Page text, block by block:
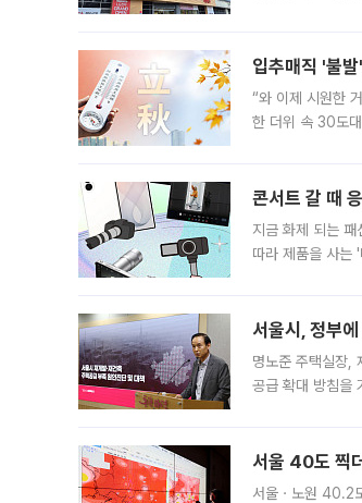
입추매직 '불
“와 이제 시원한
한 더위 속 30도
콘서트 갈 때
지금 화제 되는 패
따라 제품을 사는
서울시, 정부
명노준 주택실장,
공급 확대 방침을
서울 40도 찍
서울ㆍ노원 40.2